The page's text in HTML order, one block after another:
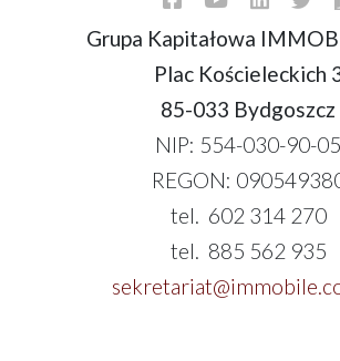
Grupa Kapitałowa
Plac Kościeleckich
85-033 Bydgoszcz
NIP: 554-030-90-05
REGON:
tel. 602 314 270
tel. 885 562 935